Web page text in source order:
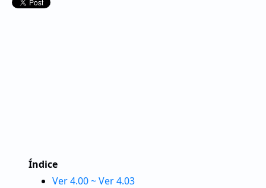
Índice
Ver 4.00 ~ Ver 4.03